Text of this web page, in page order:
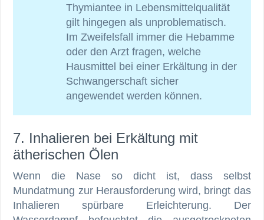
Thymiantee in Lebensmittelqualität
gilt hingegen als unproblematisch.
Im Zweifelsfall immer die Hebamme
oder den Arzt fragen, welche
Hausmittel bei einer Erkältung in der
Schwangerschaft sicher
angewendet werden können.
7. Inhalieren bei Erkältung mit
ätherischen Ölen
Wenn die Nase so dicht ist, dass selbst
Mundatmung zur Herausforderung wird, bringt das
Inhalieren spürbare Erleichterung. Der